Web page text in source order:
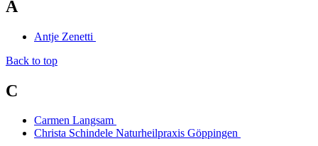
A
Antje Zenetti
Back to top
C
Carmen Langsam
Christa Schindele Naturheilpraxis Göppingen